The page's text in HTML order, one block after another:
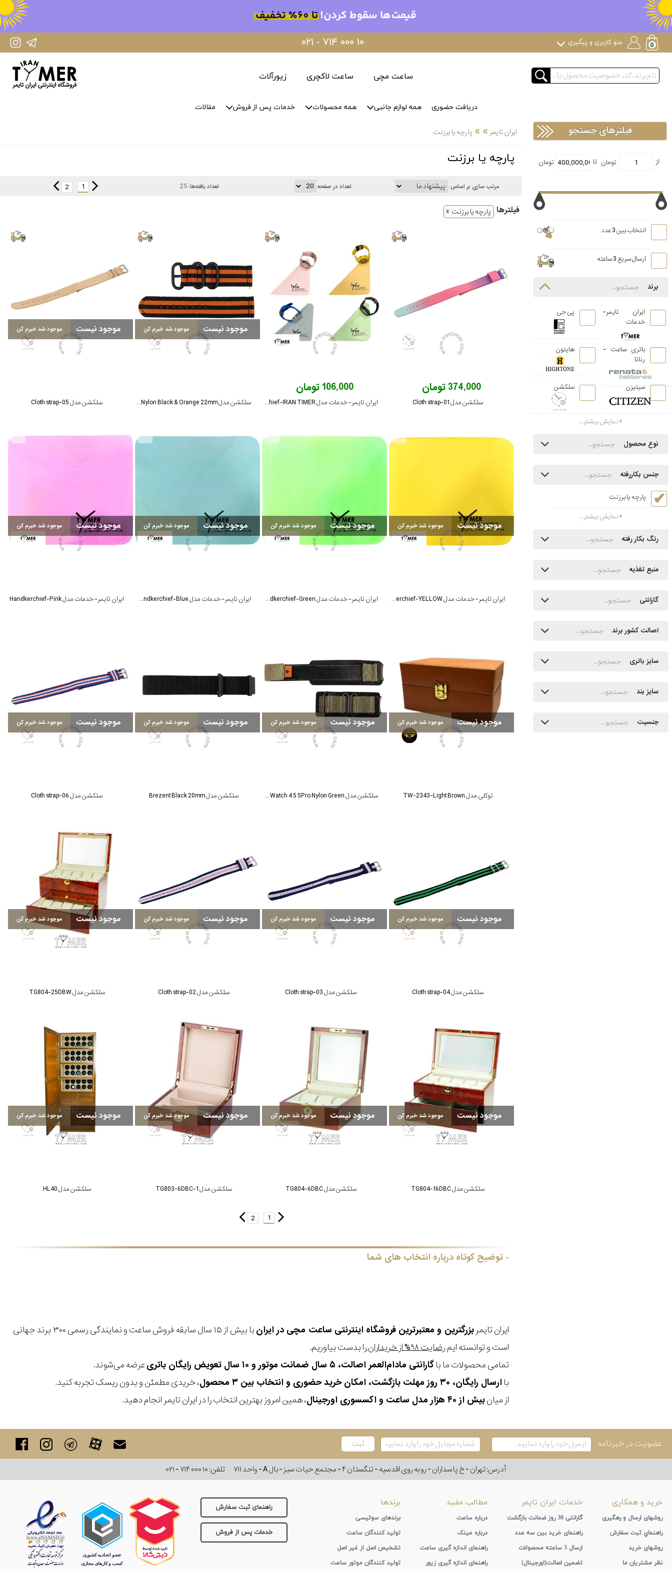
IranTimer Instagram Page ۰۲۱ - ۷۱۴ ۰۰۰ ۱۰ منو کاربری و پیگیری
ساعت مچی ساعت لاکچری زیورآلات
دریافت حضوری همه لوازم جانبی همه محصولات خدمات پس از فروش مقالات
ایران تایمر »
» پارچه یا برزنت
پارچه یا برزنت
مرتب سازی بر اساس: تعداد در صفحه تعداد یافته‌ها:25
1
2
فیلتر‌ها پارچه یا برزنت
374,000 تومان
سلکشن مدل Cloth strap-01
106,000 تومان
ایران تایمر- خدمات مدل Handkerchief-IRAN TIMER
موجود نیست موجود شد خبرم کن
سلکشن مدل Hemsut Nylon Black & Orange 22mm
موجود نیست موجود شد خبرم کن
سلکشن مدل Cloth strap-05
موجود نیست موجود شد خبرم کن
ایران تایمر- خدمات مدل Handkerchief-YELLOW
موجود نیست موجود شد خبرم کن
ایران تایمر- خدمات مدل Handkerchief-Green
موجود نیست موجود شد خبرم کن
ایران تایمر- خدمات مدل Handkerchief-Blue
موجود نیست موجود شد خبرم کن
ایران تایمر- خدمات مدل Handkerchief-Pink
موجود نیست موجود شد خبرم کن
توکلی مدل TW-2343-Light Brown
موجود نیست موجود شد خبرم کن
سلکشن مدل Galaxy Watch 4 5 5Pro Nylon Green
موجود نیست موجود شد خبرم کن
سلکشن مدل Brezent Black 20mm
موجود نیست موجود شد خبرم کن
سلکشن مدل Cloth strap-06
موجود نیست موجود شد خبرم کن
سلکشن مدل Cloth strap-04
موجود نیست موجود شد خبرم کن
سلکشن مدل Cloth strap-03
موجود نیست موجود شد خبرم کن
سلکشن مدل Cloth strap-02
موجود نیست موجود شد خبرم کن
سلکشن مدل TG804-25DBW
موجود نیست موجود شد خبرم کن
سلکشن مدل TG804-16DBC
موجود نیست موجود شد خبرم کن
سلکشن مدل TG804-6DBC
موجود نیست موجود شد خبرم کن
سلکشن مدل TG803-6DBC-1
موجود نیست موجود شد خبرم کن
سلکشن مدل HL40
1
2
توضیح کوتاه درباره انتخاب های شما
ایران تایمربزرگترین و معتبرترین فروشگاه اینترنتی ساعت مچی در ایران
با بیش از ۱۵ سال سابقه فروش ساعت و نمایندگی رسمی ۳۰۰ برند جهانی
است و توانسته ایمرضایت ۹۸% از خریداران
را بدست بیاوریم.
تمامی محصولات ما باگارانتی مادام‌العمر اصالت، ۵ سال ضمانت موتور و ۱۰ سال تعویض رایگان باتری
عرضه می‌شوند.
باارسال رایگان، ۳۰ روز مهلت بازگشت، امکان خرید حضوری و انتخاب بین ۳ محصول
، خریدی مطمئن و بدون ریسک تجربه کنید.
از میانبیش از ۴۰ هزار مدل ساعت و اکسسوری اورجینال ، همین امروز بهترین انتخاب را در ایران تایمر انجام دهید.
فیلترهای جستجو
انتخاب بین 3 عدد
ارسال سریع 3 ساعته
برند
ایران تایمر-
خدمات
پی جی
باتری ساعت -
رناتا
هایتون
سیتیزن سلکشن
نمایش بیشتر...
نوع محصول
جنس بکاررفته
پارچه یا برزنت
نمایش بیشتر...
رنگ بکار رفته
منبع تغذیه
گارانتی
اصالت کشور برند
سایز باتری
سایز بند
جنسیت
عضویت در خبرنامه
آدرس: تهران - خ پاسداران - رو به روی اقدسیه - تنگستان ۴ - مجتمع حیات سبز - بال A - واحد ۷۱۱ تلفن:۰۲۱ - ۷۱۴ ۰۰۰ ۱۰
راهنمای ثبت سفارش
خدمات پس از فروش
خرید و همکاری
روشهای ارسال و رهگیری
راهنماي ثبت سفارش
روشهای خرید
نظر مشتریان ما
خدمات ایران تایمر
گارانتی 30 روز ضمانت بازگشت
راهنمای خرید بین سه عدد
ارسال 3 ساعته محصولات
تضمین اصالت(اورجینال)
مطالب مفید
درباره ساعت
درباره عینک
راهنمای اندازه گیری ساعت
راهنمای اندازه گیری زیور
برندها
برندهای سوئیسی
تولید کنندگان ساعت
تشخیص اصل از غیر اصل
تولید کنندگان موتور ساعت